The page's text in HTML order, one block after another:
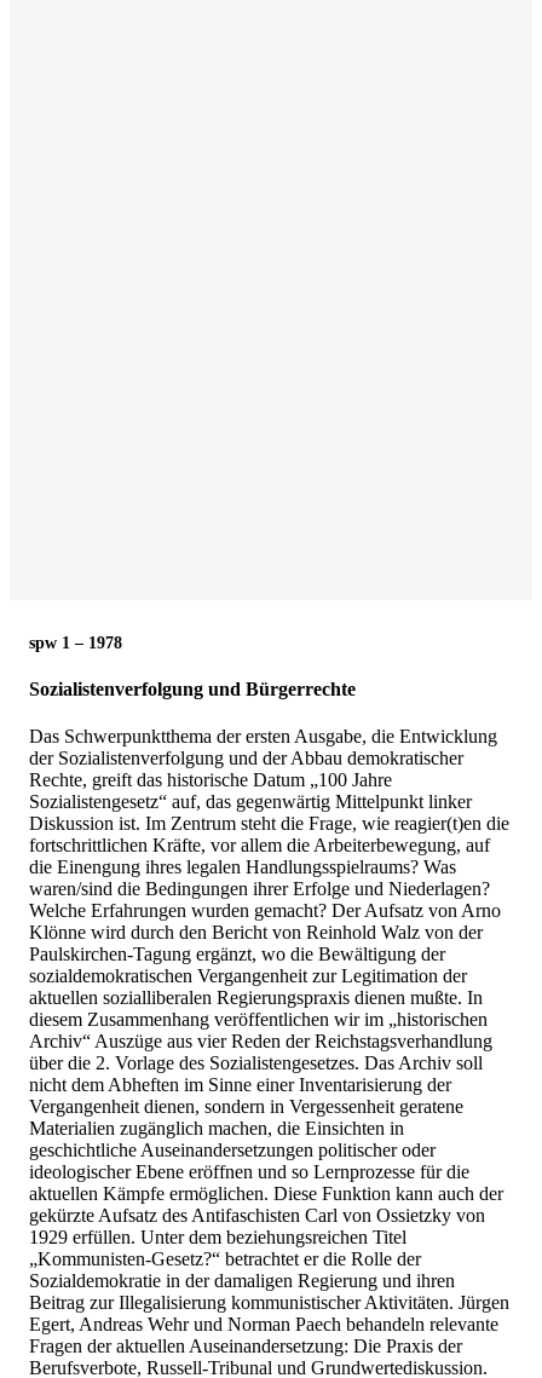
spw 1 – 1978
Sozialistenverfolgung und Bürgerrechte
Das Schwerpunktthema der ersten Ausgabe, die Entwicklung
der Sozialistenverfolgung und der Abbau demokratischer
Rechte, greift das historische Datum „100 Jahre
Sozialistengesetz“ auf, das gegenwärtig Mittelpunkt linker
Diskussion ist. Im Zentrum steht die Frage, wie reagier(t)en die
fortschrittlichen Kräfte, vor allem die Arbeiterbewegung, auf
die Einengung ihres legalen Handlungsspielraums? Was
waren/sind die Bedingungen ihrer Erfolge und Niederlagen?
Welche Erfahrungen wurden gemacht? Der Aufsatz von Arno
Klönne wird durch den Bericht von Reinhold Walz von der
Paulskirchen-Tagung ergänzt, wo die Bewältigung der
sozialdemokratischen Vergangenheit zur Legitimation der
aktuellen sozialliberalen Regierungspraxis dienen mußte. In
diesem Zusammenhang veröffentlichen wir im „historischen
Archiv“ Auszüge aus vier Reden der Reichstagsverhandlung
über die 2. Vorlage des Sozialistengesetzes. Das Archiv soll
nicht dem Abheften im Sinne einer Inventarisierung der
Vergangenheit dienen, sondern in Vergessenheit geratene
Materialien zugänglich machen, die Einsichten in
geschichtliche Auseinandersetzungen politischer oder
ideologischer Ebene eröffnen und so Lernprozesse für die
aktuellen Kämpfe ermöglichen. Diese Funktion kann auch der
gekürzte Aufsatz des Antifaschisten Carl von Ossietzky von
1929 erfüllen. Unter dem beziehungsreichen Titel
„Kommunisten-Gesetz?“ betrachtet er die Rolle der
Sozialdemokratie in der damaligen Regierung und ihren
Beitrag zur Illegalisierung kommunistischer Aktivitäten. Jürgen
Egert, Andreas Wehr und Norman Paech behandeln relevante
Fragen der aktuellen Auseinandersetzung: Die Praxis der
Berufsverbote, Russell-Tribunal und Grundwertediskussion.